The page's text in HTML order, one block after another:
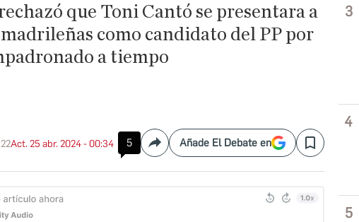
que Toni Cantó se presentara a
como candidato del PP por
a tiempo
Act. 25 abr. 2024 - 00:34 5 CompartirAñade El Debate en Save